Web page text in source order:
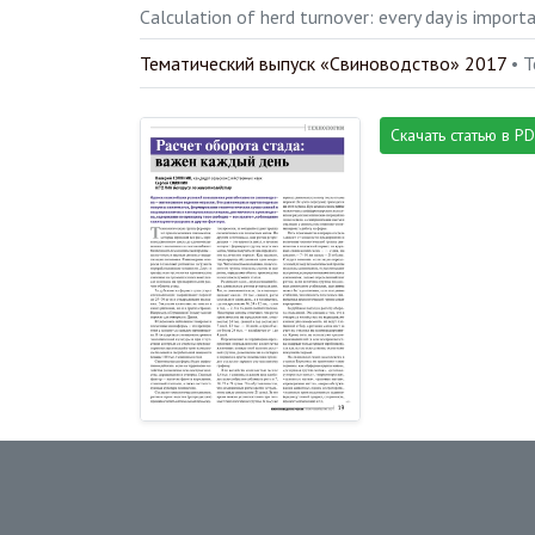
Calculation of herd turnover: every day is
Тематический выпуск «Свиноводство» 2017 •
Скачать статью в